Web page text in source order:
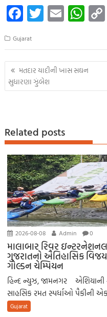
Fa
ce
b
o
o
k
T
wi
tt
er
E
m
ail
W
h
at
s
A
p
Gujarat
Post
navigation
મતદાર યાદીની ખાસ સઘન
સુધારણા ઝુંબેશ
Related posts
2026-08-08 Admin 0
માલાબાર રિવર
ગુજરાતનો ઐતિહાસિક
ગોલ્ડન ચેમ્પિયન
હિન્દ ન્યુઝ, જામનગર એશિયાની
સાહસિક રમત સ્પર્ધાઓ પૈકીની એક
Gujarat